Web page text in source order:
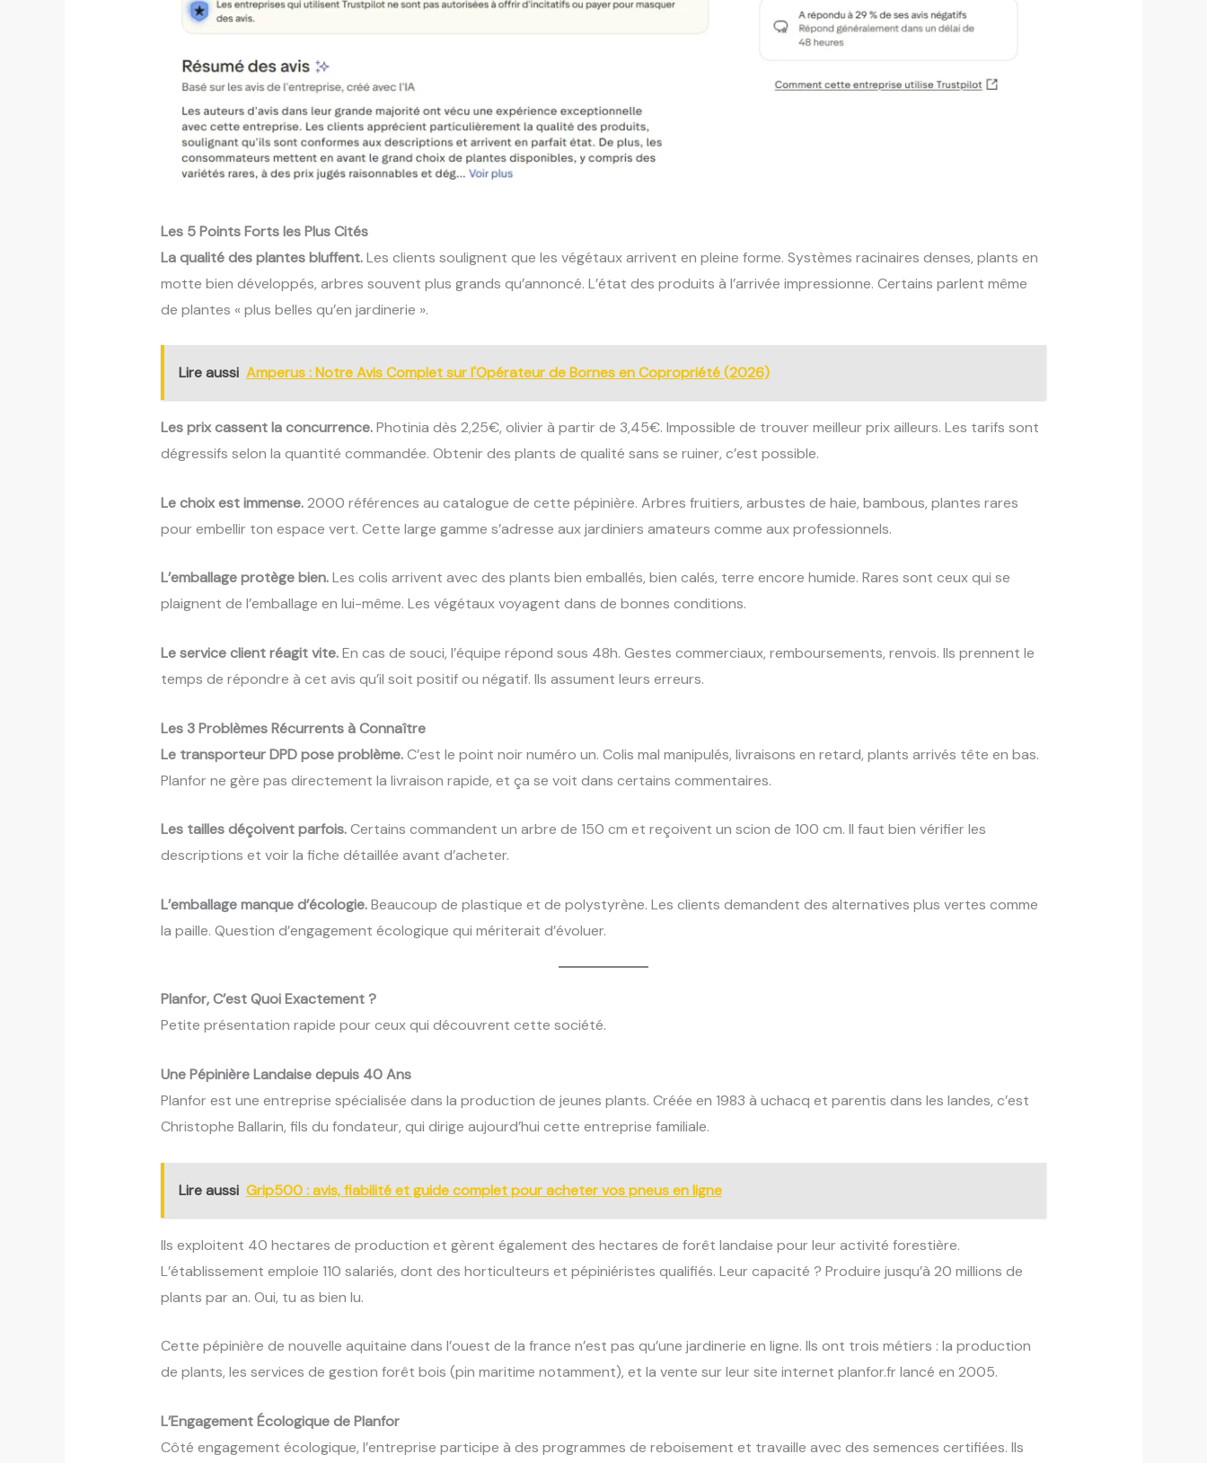
Les 5 Points Forts les Plus Cités
La qualité des plantes bluffent.Les clients soulignent que les végétaux arrivent en pleine forme. Systèmes racinaires denses, plants en
motte bien développés, arbres souvent plus grands qu’annoncé. L’état des produits à l’arrivée impressionne. Certains parlent même
de plantes « plus belles qu’en jardinerie ».
Lire aussi Amperus : Notre Avis Complet sur l'Opérateur de Bornes en Copropriété (2026)
Les prix cassent la concurrence.Photinia dès 2,25€, olivier à partir de 3,45€. Impossible de trouver meilleur prix ailleurs. Les tarifs sont
dégressifs selon la quantité commandée. Obtenir des plants de qualité sans se ruiner, c’est possible.
Le choix est immense.2000 références au catalogue de cette pépinière. Arbres fruitiers, arbustes de haie, bambous, plantes rares
pour embellir ton espace vert. Cette large gamme s’adresse aux jardiniers amateurs comme aux professionnels.
L’emballage protège bien.Les colis arrivent avec des plants bien emballés, bien calés, terre encore humide. Rares sont ceux qui se
plaignent de l’emballage en lui-même. Les végétaux voyagent dans de bonnes conditions.
Le service client réagit vite.En cas de souci, l’équipe répond sous 48h. Gestes commerciaux, remboursements, renvois. Ils prennent le
temps de répondre à cet avis qu’il soit positif ou négatif. Ils assument leurs erreurs.
Les 3 Problèmes Récurrents à Connaître
Le transporteur DPD pose problème.C’est le point noir numéro un. Colis mal manipulés, livraisons en retard, plants arrivés tête en bas.
Planfor ne gère pas directement la livraison rapide, et ça se voit dans certains commentaires.
Les tailles déçoivent parfois.Certains commandent un arbre de 150 cm et reçoivent un scion de 100 cm. Il faut bien vérifier les
descriptions et voir la fiche détaillée avant d’acheter.
L’emballage manque d’écologie.Beaucoup de plastique et de polystyrène. Les clients demandent des alternatives plus vertes comme
la paille. Question d’engagement écologique qui mériterait d’évoluer.
Planfor, C’est Quoi Exactement ?
Petite présentation rapide pour ceux qui découvrent cette société.
Une Pépinière Landaise depuis 40 Ans
Planfor est une entreprise spécialisée dans la production de jeunes plants. Créée en 1983 à uchacq et parentis dans les landes, c’est
Christophe Ballarin, fils du fondateur, qui dirige aujourd’hui cette entreprise familiale.
Lire aussi Grip500 : avis, fiabilité et guide complet pour acheter vos pneus en ligne
Ils exploitent 40 hectares de production et gèrent également des hectares de forêt landaise pour leur activité forestière.
L’établissement emploie 110 salariés, dont des horticulteurs et pépiniéristes qualifiés. Leur capacité ? Produire jusqu’à 20 millions de
plants par an. Oui, tu as bien lu.
Cette pépinière de nouvelle aquitaine dans l’ouest de la france n’est pas qu’une jardinerie en ligne. Ils ont trois métiers : la production
de plants, les services de gestion forêt bois (pin maritime notamment), et la vente sur leur site internet planfor.fr lancé en 2005.
L’Engagement Écologique de Planfor
Côté engagement écologique, l’entreprise participe à des programmes de reboisement et travaille avec des semences certifiées. Ils